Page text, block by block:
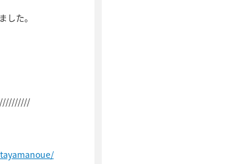
した。